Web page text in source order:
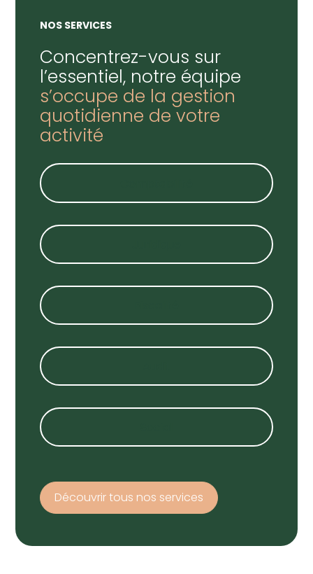
NOS SERVICES
Concentrez-vous sur
l’essentiel, notre équipe
s’occupe de la gestion
quotidienne de votre
activité
Découvrir tous nos services